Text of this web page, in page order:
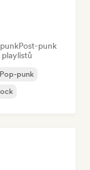
Post-punk
Pop-punk